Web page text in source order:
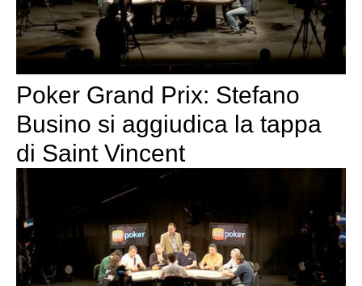
Poker Grand Prix: Stefano
Busino si aggiudica la tappa
di Saint Vincent